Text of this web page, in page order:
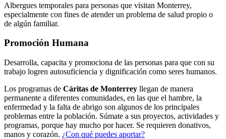
Albergues temporales para personas que visitan Monterrey,
especialmente con fines de atender un problema de salud propio o
de algún familiar.
Promoción Humana
Desarrolla, capacita y promociona de las personas para que con su
trabajo logren autosuficiencia y dignificación como seres humanos.
Los programas de Cáritas de Monterrey llegan de manera
permanente a diferentes comunidades, en las que el hambre, la
enfermedad y la falta de abrigo son algunos de los principales
problemas entre la población. Súmate a sus proyectos, actividades y
programas, porque hay mucho por hacer. Se requieren donativos,
manos y corazón. ¿Con qué puedes aportar?